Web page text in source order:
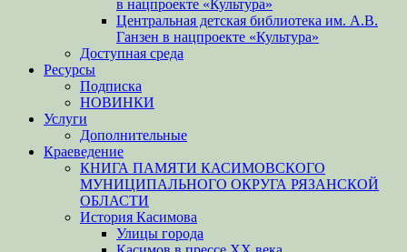
в нацпроекте «Культура»
Центральная детская библиотека им. А.В.
Ганзен в нацпроекте «Культура»
Доступная среда
Ресурсы
Подписка
НОВИНКИ
Услуги
Дополнительные
Краеведение
КНИГА ПАМЯТИ КАСИМОВСКОГО
МУНИЦИПАЛЬНОГО ОКРУГА РЯЗАНСКОЙ
ОБЛАСТИ
История Касимова
Улицы города